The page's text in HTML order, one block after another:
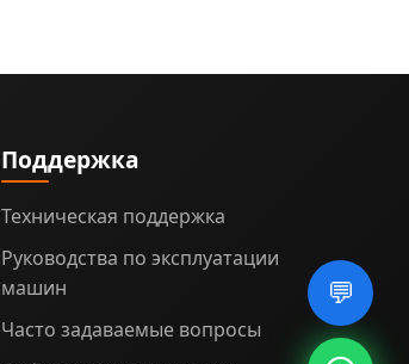
💬
Поддержка
Техническая поддержка
Руководства по эксплуатации
машин
Часто задаваемые вопросы